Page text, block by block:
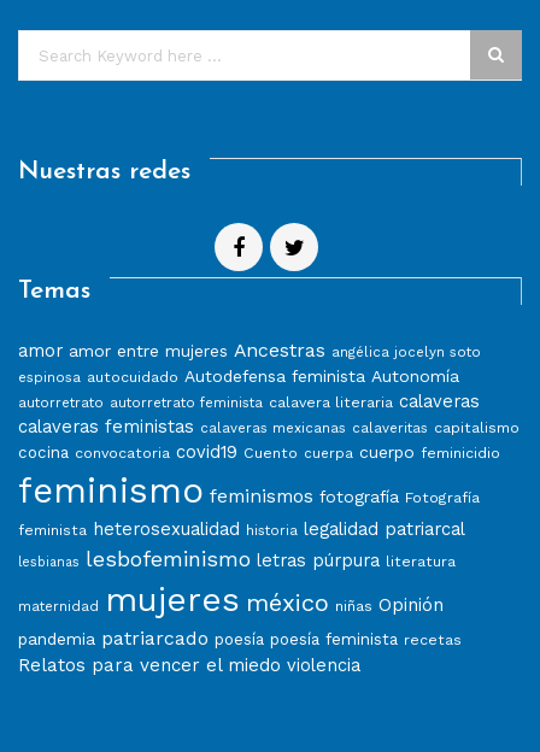
Nuestras redes
Temas
amor amor entre mujeres Ancestras angélica jocelyn soto
espinosa autocuidado Autodefensa feminista Autonomía
autorretrato autorretrato feminista calavera literaria calaveras
calaveras feministas calaveras mexicanas calaveritas capitalismo
cocina convocatoria covid19 Cuento cuerpa cuerpo feminicidio
feminismo feminismos fotografía Fotografía
feminista heterosexualidad historia legalidad patriarcal
lesbianas lesbofeminismo letras púrpura literatura
maternidad mujeres méxico niñas Opinión
pandemia patriarcado poesía poesía feminista recetas
Relatos para vencer el miedo violencia